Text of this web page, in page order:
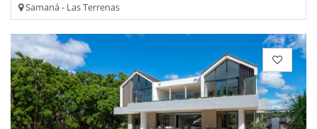
Samaná - Las Terrenas